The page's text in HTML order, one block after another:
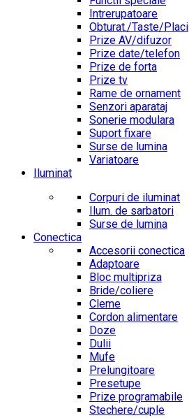
Intrerupatoare
Obturat./Taste/Placi
Prize AV/difuzor
Prize date/telefon
Prize de forta
Prize tv
Rame de ornament
Senzori aparataj
Sonerie modulara
Suport fixare
Surse de lumina
Variatoare
Iluminat
Corpuri de iluminat
Ilum. de sarbatori
Surse de lumina
Conectica
Accesorii conectica
Adaptoare
Bloc multipriza
Bride/coliere
Cleme
Cordon alimentare
Doze
Dulii
Mufe
Prelungitoare
Presetupe
Prize programabile
Stechere/cuple